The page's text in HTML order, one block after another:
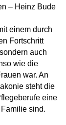
– Heinz Bude
einem durch
Fortschritt
auch
wie die
war. An
steht die
eine
sind.